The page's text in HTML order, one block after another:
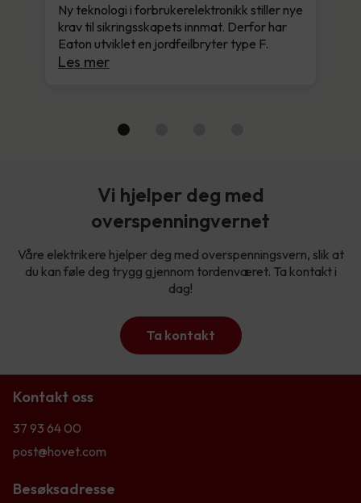
Ny teknologi i forbrukerelektronikk stiller nye
krav til sikringsskapets innmat. Derfor har
Eaton utviklet en jordfeilbryter type F.
Les mer
Vi hjelper deg med
overspenningvernet
Våre elektrikere hjelper deg med overspenningsvern, slik at
du kan føle deg trygg gjennom tordenværet. Ta kontakt i
dag!
Ta kontakt
Kontakt oss
37 93 64 00
post@hovet.com
Besøksadresse